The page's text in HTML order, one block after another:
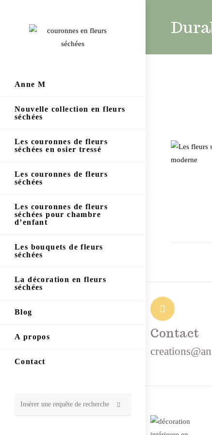
Anne M
Nouvelle collection en fleurs
séchées
Les couronnes de fleurs
séchées en osier tressé
Les couronnes de fleurs
séchées
Les couronnes de fleurs
séchées pour chambre
d’enfant
Les bouquets de fleurs
séchées
La décoration en fleurs
séchées
Blog
A propos
Contact
Contact